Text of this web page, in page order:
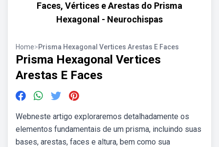
Faces, Vértices e Arestas do Prisma
Hexagonal - Neurochispas
Home>Prisma Hexagonal Vertices Arestas E Faces
Prisma Hexagonal Vertices
Arestas E Faces
Webneste artigo exploraremos detalhadamente os
elementos fundamentais de um prisma, incluindo suas
bases, arestas, faces e altura, bem como sua